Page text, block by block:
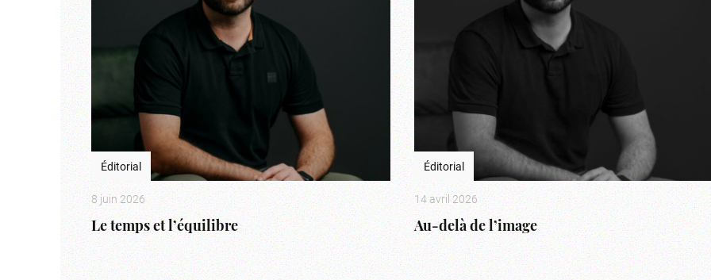
Éditorial
8 juin 2026
Le temps et l’équilibre
Éditorial
14 avril 2026
Au-delà de l’image